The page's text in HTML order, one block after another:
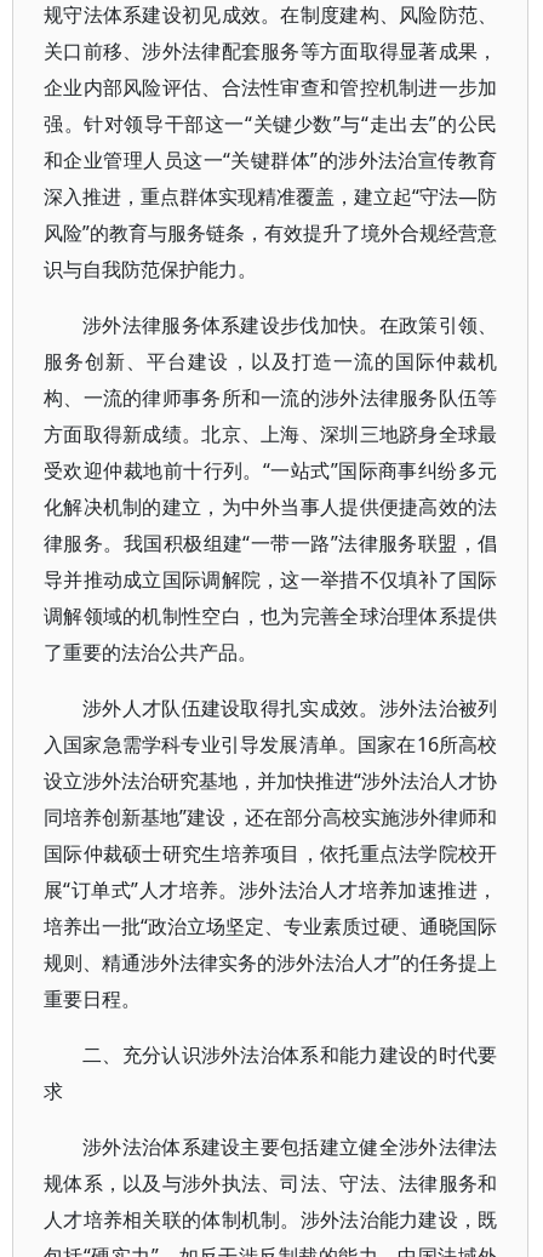
规守法体系建设初见成效。在制度建构、风险防范、
关口前移、涉外法律配套服务等方面取得显著成果，
企业内部风险评估、合法性审查和管控机制进一步加
强。针对领导干部这一“关键少数”与“走出去”的公民
和企业管理人员这一“关键群体”的涉外法治宣传教育
深入推进，重点群体实现精准覆盖，建立起“守法—防
风险”的教育与服务链条，有效提升了境外合规经营意
识与自我防范保护能力。
涉外法律服务体系建设步伐加快。在政策引领、
服务创新、平台建设，以及打造一流的国际仲裁机
构、一流的律师事务所和一流的涉外法律服务队伍等
方面取得新成绩。北京、上海、深圳三地跻身全球最
受欢迎仲裁地前十行列。“一站式”国际商事纠纷多元
化解决机制的建立，为中外当事人提供便捷高效的法
律服务。我国积极组建“一带一路”法律服务联盟，倡
导并推动成立国际调解院，这一举措不仅填补了国际
调解领域的机制性空白，也为完善全球治理体系提供
了重要的法治公共产品。
涉外人才队伍建设取得扎实成效。涉外法治被列
入国家急需学科专业引导发展清单。国家在16所高校
设立涉外法治研究基地，并加快推进“涉外法治人才协
同培养创新基地”建设，还在部分高校实施涉外律师和
国际仲裁硕士研究生培养项目，依托重点法学院校开
展“订单式”人才培养。涉外法治人才培养加速推进，
培养出一批“政治立场坚定、专业素质过硬、通晓国际
规则、精通涉外法律实务的涉外法治人才”的任务提上
重要日程。
二、充分认识涉外法治体系和能力建设的时代要
求
涉外法治体系建设主要包括建立健全涉外法律法
规体系，以及与涉外执法、司法、守法、法律服务和
人才培养相关联的体制机制。涉外法治能力建设，既